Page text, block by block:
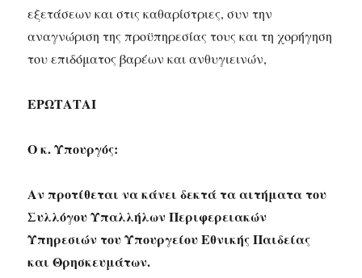
εξετάσεων και στις καθαρίστριες, συν την
αναγνώριση της προϋπηρεσίας τους και τη χορήγηση
του επιδόματος βαρέων και ανθυγιεινών,
ΕΡΩΤΑΤΑΙ
Ο κ. Υπουργός:
Αν προτίθεται να κάνει δεκτά τα αιτήματα του
Συλλόγου Υπαλλήλων Περιφερειακών
Υπηρεσιών του Υπουργείου Εθνικής Παιδείας
και Θρησκευμάτων.